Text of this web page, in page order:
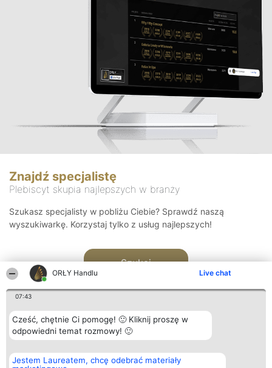
ORŁY Handlu Live chat
07:43
Cześć, chętnie Ci pomogę! 🙂 Kliknij proszę w
odpowiedni temat rozmowy! 🙂
Jestem Laureatem, chcę odebrać materiały
Znajdź specjalistę
Plebiscyt skupia najlepszych w branży
Szukasz specjalisty w pobliżu Ciebie? Sprawdź naszą
wyszukiwarkę. Korzystaj tylko z usług najlepszych!
Szukaj
Organizator plebiscytu
Bright Side Solutions sp. z o.
Plebiscyt
Laureaci
Kontakt
Kontakt